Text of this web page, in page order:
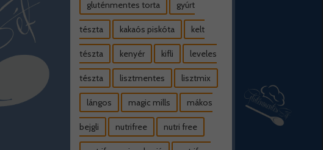
gluténmentes torta gyúrt
tészta kakaós piskóta kelt
tészta kenyér kifli leveles
tészta lisztmentes lisztmix
lángos magic mills mákos
bejgli nutrifree nutri free